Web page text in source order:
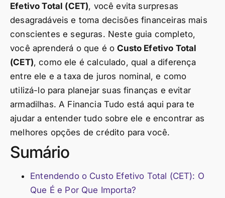
Efetivo Total (CET), você evita surpresas
desagradáveis e toma decisões financeiras mais
conscientes e seguras. Neste guia completo,
você aprenderá o que é oCusto Efetivo Total
(CET), como ele é calculado, qual a diferença
entre ele e a taxa de juros nominal, e como
utilizá-lo para planejar suas finanças e evitar
armadilhas. A Financia Tudo está aqui para te
ajudar a entender tudo sobre ele e encontrar as
melhores opções de crédito para você.
Sumário
Entendendo o Custo Efetivo Total (CET): O
Que É e Por Que Importa?